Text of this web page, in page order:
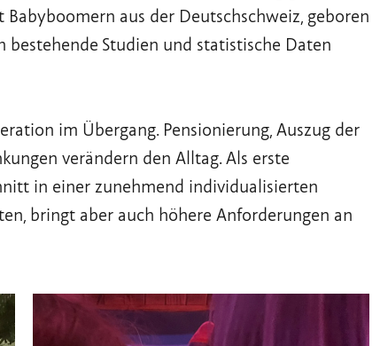
aus der Deutschschweiz, geboren
bestehende Studien und statistische Daten
im Übergang. Pensionierung, Auszug der
verändern den Alltag. Als erste
in einer zunehmend individualisierten
bringt aber auch höhere Anforderungen an